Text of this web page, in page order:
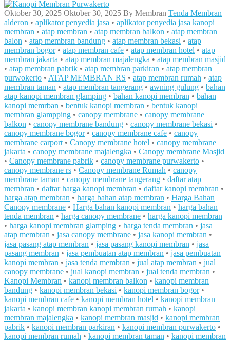
Oktober 30, 2025 Oktober 30, 2025 By Membran Tenda Membran
alderon • aplikator penyedia jasa • aplikator penyedia jasa kanopi
membran • atap membran • atap membran balkon • atap membran
balon • atap membran bandung • atap membran bekasi • atap
membran bogor• atap membran cafe • atap membran hotel • atap
membran jakarta • atap membran majalengka • atap membran masjid
• atap membran pabrik • atap membran parkiran • atap membran
purwokerto • ATAP MEMBRAN RS • atap membran rumah • atap
membran taman • atap membran tangerang • awning gulung • bahan
atap kanopi membran glamping • bahan kanopi membran • bahan
kanopi memrban • bentuk kanopi membran • bentuk kanopi
membran glampping • canopy membrane • canopy membrane
balkon • canopy membrane bandung • canopy membrane bekasi •
canopy membrane bogor• canopy membrane cafe • canopy
membrane carport • Canopy membrane hotel • canopy membrane
jakarta • canopy membrane majalengka • Canopy membrane Masjid
• Canopy membrane pabrik • canopy membrane purwakerto •
canopy membrane rs • Canopy membrane Rumah • canopy
membrane taman • canopy membrane tangerang • daftar atap
membran • daftar harga kanopi membran • daftar kanopi membran •
harga atap membran • harga bahan atap membran • Harga Bahan
Canopy membrane • Harga bahan kanopi membran • harga bahan
tenda membran • harga canopy membrane • harga kanopi membran
• harga kanopi membran glamping • harga tenda membran • jasa
atap membran • jasa canopy membrane • jasa kanopi membran •
jasa pasang atap membran • jasa pasang kanopi membran • jasa
pasang membran • jasa pembuatan atap membran • jasa pembuatan
kanopi membran • jasa tenda membran • jual atap membran • jual
canopy membrane • jual kanopi membran • jual tenda membran •
Kanopi Membran • kanopi membran balkon • kanopi membran
bandung • kanopi membran bekasi • kanopi membran bogor•
kanopi membran cafe • kanopi membran hotel • kanopi membran
jakarta • kanopi membran kanopi membran rumah • kanopi
membran majalengka • kanopi membran masjid • kanopi membran
pabrik • kanopi membran parkiran • kanopi membran purwakerto •
kanopi membran rumah • kanopi membran taman • kanopi membran